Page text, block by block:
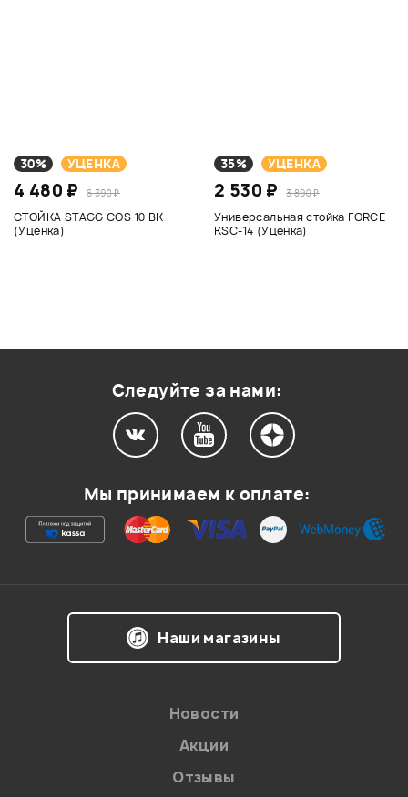
30% УЦЕНКА
4 480 ₽ 6 390 ₽
СТОЙКА STAGG COS 10 BK
(Уценка)
35% УЦЕНКА
2 530 ₽ 3 890 ₽
Универсальная стойка FORCE
KSC-14 (Уценка)
Следуйте за нами:
Мы принимаем к оплате:
Наши магазины
Новости
Акции
Отзывы